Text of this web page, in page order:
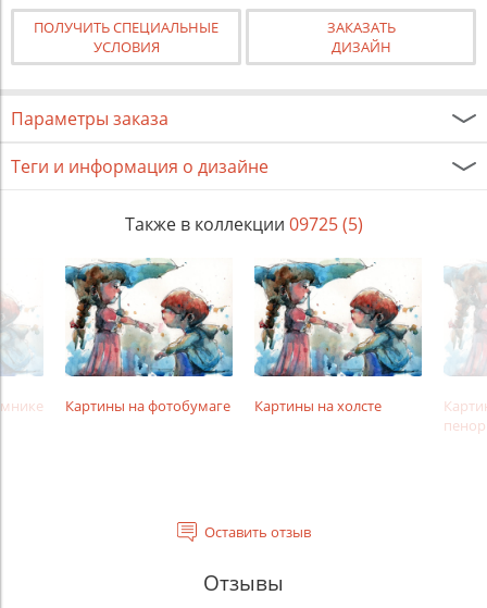
ПОЛУЧИТЬ СПЕЦИАЛЬНЫЕ
УСЛОВИЯ
ЗАКАЗАТЬ
ДИЗАЙН
Параметры заказа
Теги и информация о дизайне
Также в коллекции 09725 (5)
Картины на фотобумаге Картины на холсте
Оставить отзыв
Отзывы